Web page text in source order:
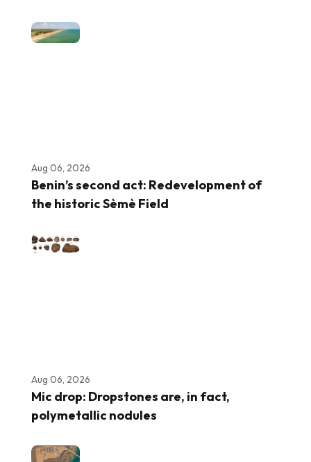
Aug 06, 2026
Benin’s second act: Redevelopment of
the historic Sèmè Field
Aug 06, 2026
Mic drop: Dropstones are, in fact,
polymetallic nodules